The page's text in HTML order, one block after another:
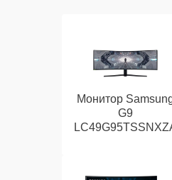
Монитор
G9